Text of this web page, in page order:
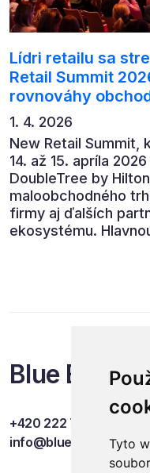
Tyto
Lídri retailu sa
Retail Summit
rovnováhy
1. 4. 2026
New Retail Summit,
14. až 15. apríla
DoubleTree by
maloobchodného
firmy aj ďalších
ekosystému.
Blue Events
+420 222 749 841
info@blueevents.eu